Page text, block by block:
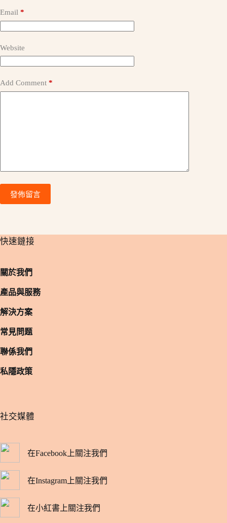
Email *
Website
Add Comment *
發佈留言
a
t
e
:
​快速鏈接
關於我們
產品與服務
解決方案
常見問题
聯係我們
私隱政策
​社交媒體
在Facebook上關注我們
在Instagram上關注我們
在小紅書上關注我們